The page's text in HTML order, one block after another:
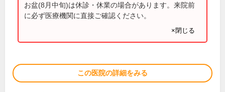
お盆(8月中旬)は休診・休業の場合があります。来院前
に必ず医療機関に直接ご確認ください。
×閉じる
この医院の詳細をみる